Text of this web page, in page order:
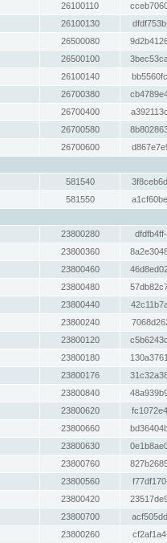
26100110
26100130
26500080
26500100
26100140
26700380
26700400
26700580
26700600
581540
581550
23800280
23800360
23800460
23800480
23800440
23800240
23800120
23800180
23800176
23800840
23800620
23800660
23800630
23800760
23800560
23800420
23800700
23800260